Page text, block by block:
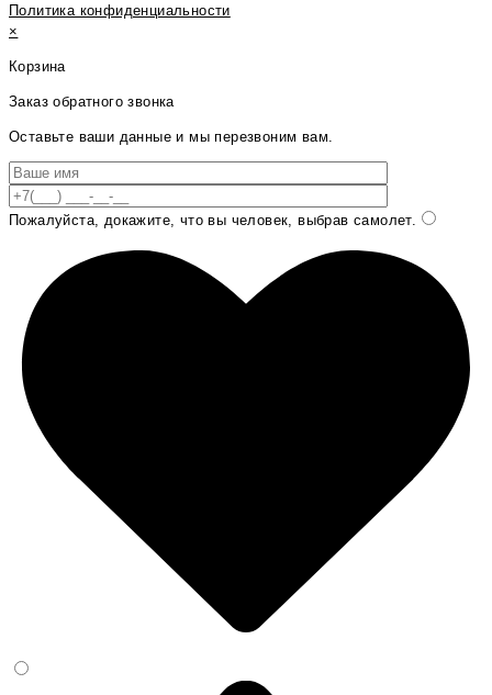
Политика конфиденциальности
×
Корзина
Заказ обратного звонка
Оставьте ваши данные и мы перезвоним вам.
Пожалуйста, докажите, что вы человек, выбрав самолет.